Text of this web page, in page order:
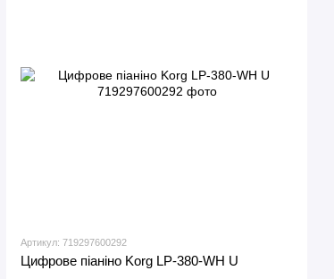
Артикул: 719297600292
Цифрове піаніно Korg LP-380-WH U